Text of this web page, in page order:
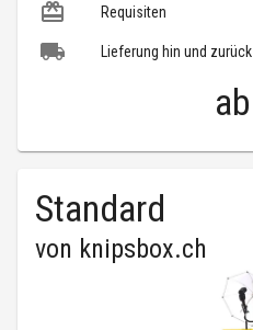
Requisiten
Lieferung hin und zurück
ab
Standard
von knipsbox.ch